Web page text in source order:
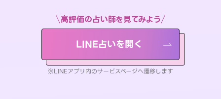
高評価の占い師を見てみよう
LINE占いを開く
※LINEアプリ内のサービスページへ遷移します